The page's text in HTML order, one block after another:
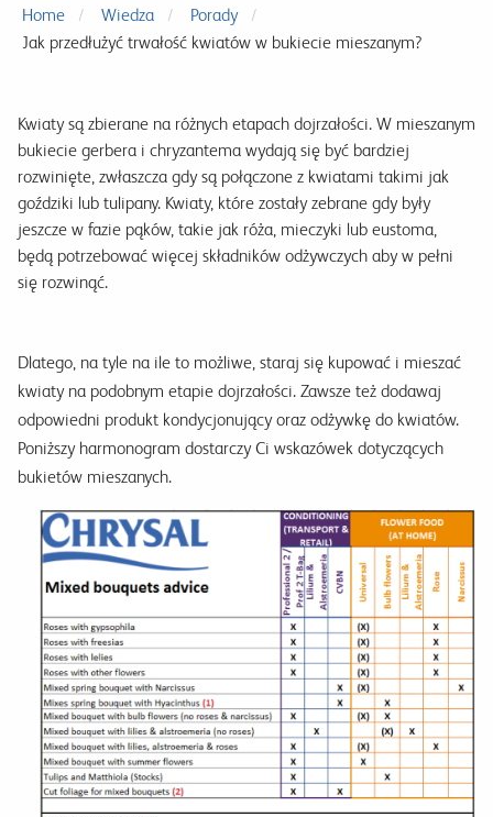
Home Wiedza
Porady
Jak przedłużyć trwałość kwiatów w bukiecie mieszanym?
Kwiaty są zbierane na różnych etapach dojrzałości. W mieszanym
bukiecie gerbera i chryzantema wydają się być bardziej
rozwinięte, zwłaszcza gdy są połączone z kwiatami takimi jak
goździki lub tulipany. Kwiaty, które zostały zebrane gdy były
jeszcze w fazie pąków, takie jak róża, mieczyki lub eustoma,
będą potrzebować więcej składników odżywczych aby w pełni
się rozwinąć.
Dlatego, na tyle na ile to możliwe, staraj się kupować i mieszać
kwiaty na podobnym etapie dojrzałości. Zawsze też dodawaj
odpowiedni produkt kondycjonujący oraz odżywkę do kwiatów.
Poniższy harmonogram dostarczy Ci wskazówek dotyczących
bukietów mieszanych.